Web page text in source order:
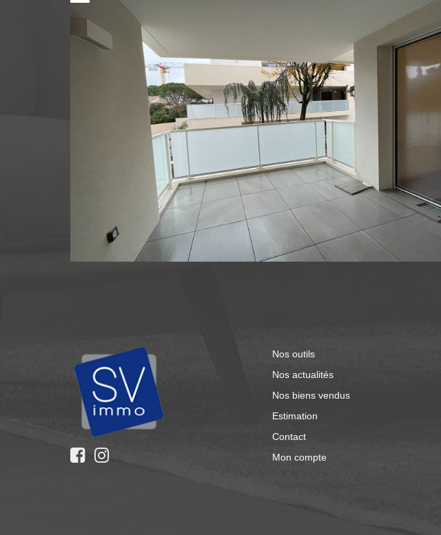
Nos outils
Nos actualités
Nos biens vendus
Estimation
Contact
Mon compte